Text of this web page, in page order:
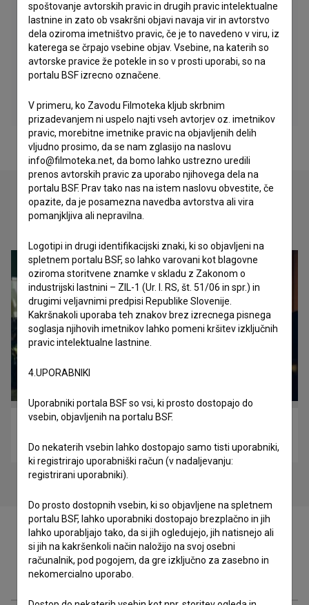
Oglejte si
drama
Zasedba
spoštovanje avtorskih pravic in drugih pravic intelektualne
lastnine in zato ob vsakršni objavi navaja vir in avtorstvo
dela oziroma imetništvo pravic, če je to navedeno v viru, iz
katerega se črpajo vsebine objav. Vsebine, na katerih so
avtorske pravice že potekle in so v prosti uporabi, so na
portalu BSF izrecno označene.
V primeru, ko Zavodu Filmoteka kljub skrbnim
prizadevanjem ni uspelo najti vseh avtorjev oz. imetnikov
pravic, morebitne imetnike pravic na objavljenih delih
vljudno prosimo, da se nam zglasijo na naslovu
info@filmoteka.net, da bomo lahko ustrezno uredili
prenos avtorskih pravic za uporabo njihovega dela na
portalu BSF. Prav tako nas na istem naslovu obvestite, če
opazite, da je posamezna navedba avtorstva ali vira
pomanjkljiva ali nepravilna.
Logotipi in drugi identifikacijski znaki, ki so objavljeni na
spletnem portalu BSF, so lahko varovani kot blagovne
oziroma storitvene znamke v skladu z Zakonom o
industrijski lastnini – ZIL-1 (Ur. l. RS, št. 51/06 in spr.) in
drugimi veljavnimi predpisi Republike Slovenije.
Kakršnakoli uporaba teh znakov brez izrecnega pisnega
soglasja njihovih imetnikov lahko pomeni kršitev izključnih
pravic intelektualne lastnine.
4.UPORABNIKI
Uporabniki portala BSF so vsi, ki prosto dostopajo do
vsebin, objavljenih na portalu BSF.
Do nekaterih vsebin lahko dostopajo samo tisti uporabniki,
ki registrirajo uporabniški račun (v nadaljevanju:
registrirani uporabniki).
Do prosto dostopnih vsebin, ki so objavljene na spletnem
portalu BSF, lahko uporabniki dostopajo brezplačno in jih
lahko uporabljajo tako, da si jih ogledujejo, jih natisnejo ali
si jih na kakršenkoli način naložijo na svoj osebni
računalnik, pod pogojem, da gre izključno za zasebno in
nekomercialno uporabo.